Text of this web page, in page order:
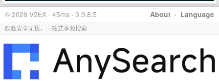
About · Language
© 2026 V2EX · 45ms · 3.9.8.5
隐私安全无忧，一站式多源搜索